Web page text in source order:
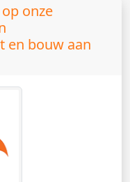
onze
en bouw aan